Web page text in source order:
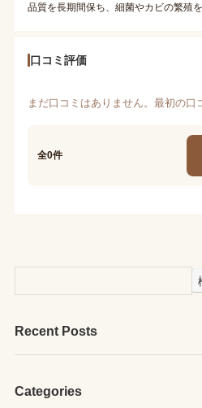
品質を長期間保ち、細菌やカビの繁殖を
口コミ評価
まだ口コミはありません。最初の口
全0件
Recent Posts
Categories